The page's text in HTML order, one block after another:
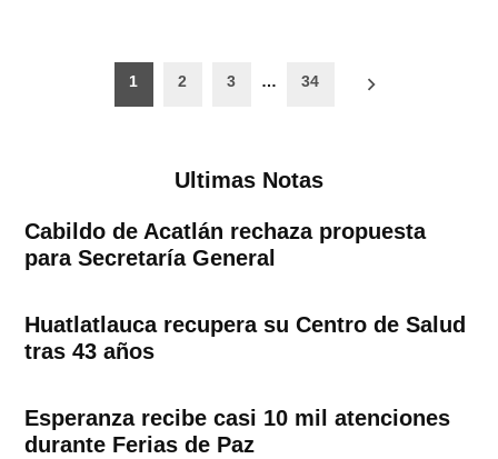
Paginación
1 2 3 … 34
Ultimas Notas
Cabildo de Acatlán rechaza propuesta
para Secretaría General
Huatlatlauca recupera su Centro de Salud
tras 43 años
Esperanza recibe casi 10 mil atenciones
durante Ferias de Paz